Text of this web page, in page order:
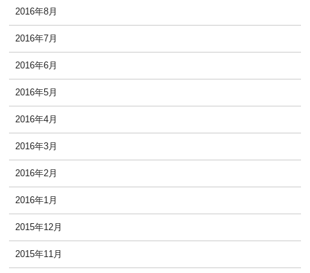
2016年8月
2016年7月
2016年6月
2016年5月
2016年4月
2016年3月
2016年2月
2016年1月
2015年12月
2015年11月